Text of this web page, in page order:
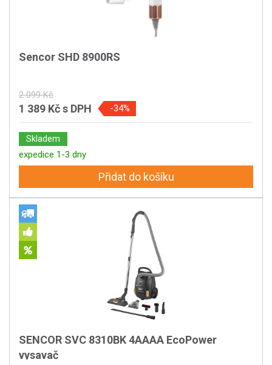
Sencor SHD 8900RS
2 099 Kč
1 389 Kčs DPH -34%
Skladem
expedice 1-3 dny
Přidat do košíku
SENCOR SVC 8310BK 4AAAA EcoPower
vysavač